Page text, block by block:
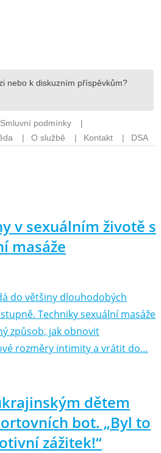
v sexuálním životě s
masáže
do většiny dlouhodobých
Techniky sexuální masáže
způsob, jak obnovit
rozměry intimity a vrátit do…
dětem
bot. „Byl to
zážitek!“